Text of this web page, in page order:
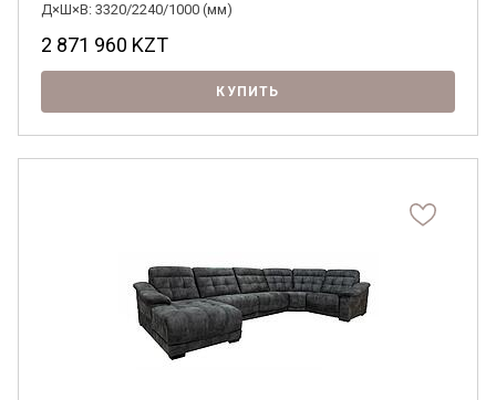
Д×Ш×В: 3320/2240/1000 (мм)
2 871 960 KZT
КУПИТЬ